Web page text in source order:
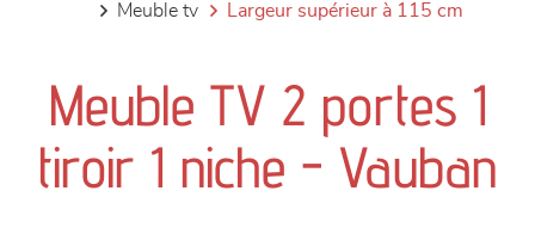
séjours
meubles de complément
meuble tv
largeur supérieur à 115 cm
Meuble TV 2 portes 1
tiroir 1 niche - Vauban